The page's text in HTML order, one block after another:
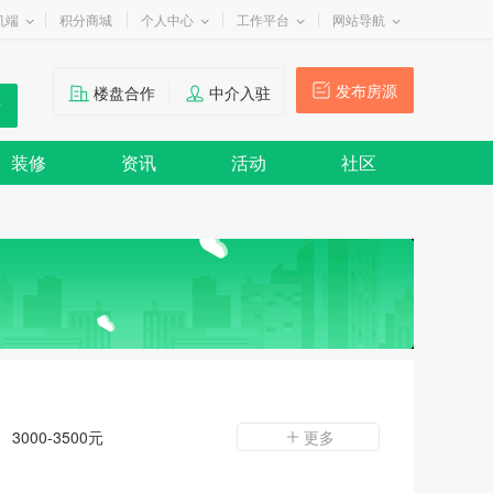
端 积分商城 个人中心 工作平台 网站导航
发布房源
楼盘合作 中介入驻
装修 资讯 活动 社区
3000-3500元 更多